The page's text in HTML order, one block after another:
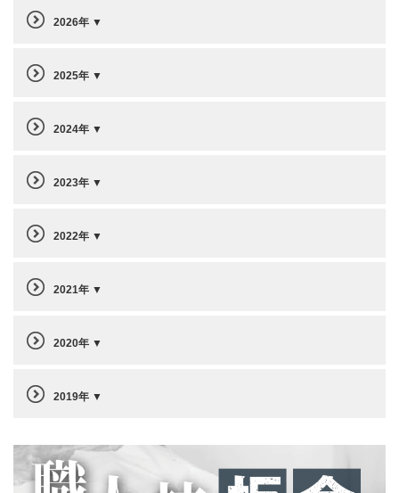
2026年
2025年
2024年
2023年
2022年
2021年
2020年
2019年